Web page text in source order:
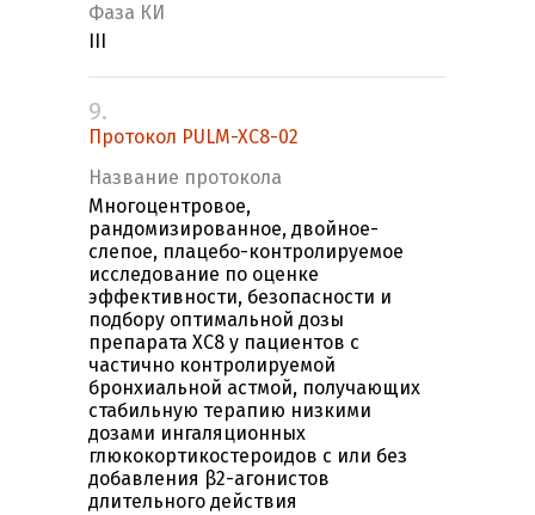
Фаза КИ
9.
Протокол PULM-XC8-02
Название протокола
Многоцентровое,
рандомизированное, двойное-
слепое, плацебо-контролируемое
исследование по оценке
эффективности, безопасности и
подбору оптимальной дозы
препарата ХС8 у пациентов с
частично контролируемой
бронхиальной астмой, получающих
стабильную терапию низкими
дозами ингаляционных
глюкокортикостероидов с или без
добавления β2-агонистов
длительного действия